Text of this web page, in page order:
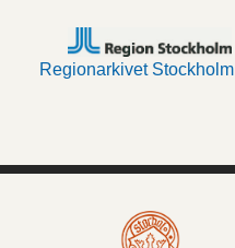
Regionarkivet Stockholm